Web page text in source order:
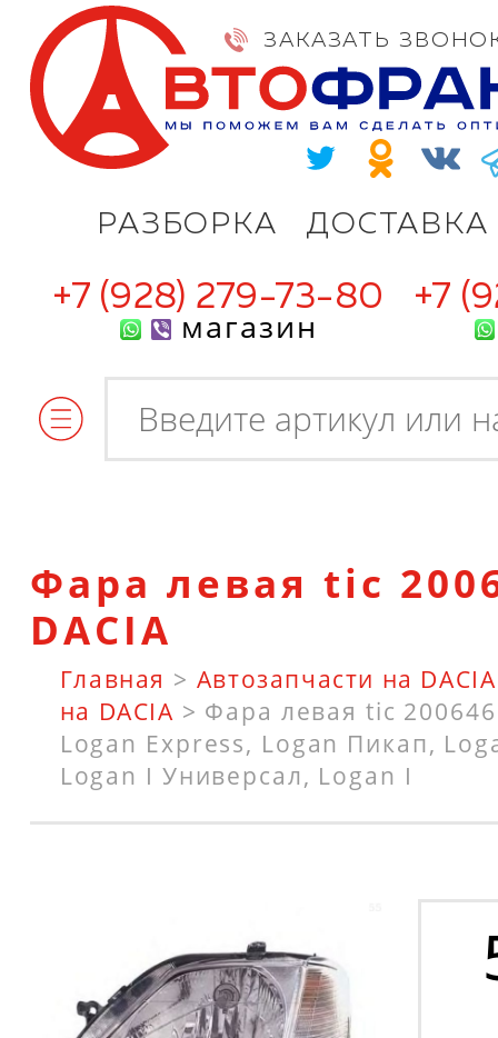
РАЗБОРКА ДОСТАВКА
ЗАКАЗАТЬ
+7 (928) 279-73-80
магазин
+7
Фара левая tic
DACIA
Главная > Автозапчасти на DACIA
на DACIA > Фара левая tic
Logan Express, Logan Пикап,
Logan I Универсал, Logan I